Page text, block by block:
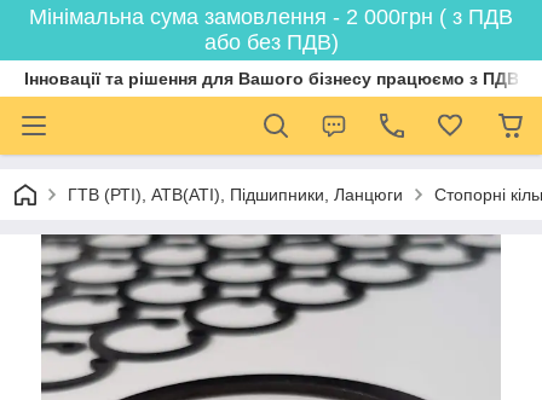
Мінімальна сума замовлення - 2 000грн ( з ПДВ
або без ПДВ)
Інновації та рішення для Вашого бізнесу працюємо з ПДВ
ГТВ (РТI), АТВ(АТI), Пiдшипники, Ланцюги Стопорні